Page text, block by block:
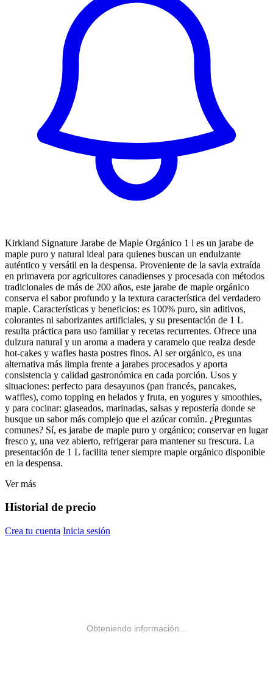
Kirkland Signature Jarabe de Maple Orgánico 1 l es un jarabe de
maple puro y natural ideal para quienes buscan un endulzante
auténtico y versátil en la despensa. Proveniente de la savia extraída
en primavera por agricultores canadienses y procesada con métodos
tradicionales de más de 200 años, este jarabe de maple orgánico
conserva el sabor profundo y la textura característica del verdadero
maple. Características y beneficios: es 100% puro, sin aditivos,
colorantes ni saborizantes artificiales, y su presentación de 1 L
resulta práctica para uso familiar y recetas recurrentes. Ofrece una
dulzura natural y un aroma a madera y caramelo que realza desde
hot-cakes y wafles hasta postres finos. Al ser orgánico, es una
alternativa más limpia frente a jarabes procesados y aporta
consistencia y calidad gastronómica en cada porción. Usos y
situaciones: perfecto para desayunos (pan francés, pancakes,
waffles), como topping en helados y fruta, en yogures y smoothies,
y para cocinar: glaseados, marinadas, salsas y repostería donde se
busque un sabor más complejo que el azúcar común. ¿Preguntas
comunes? Sí, es jarabe de maple puro y orgánico; conservar en lugar
fresco y, una vez abierto, refrigerar para mantener su frescura. La
presentación de 1 L facilita tener siempre maple orgánico disponible
en la despensa.
Ver más
Historial de precio
Crea tu cuenta Inicia sesión
Obteniendo información...